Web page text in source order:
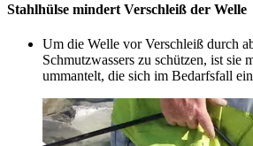
Stahlhülse mindert Verschleiß der Welle
Um die Welle vor Verschleiß durch
Schmutzwassers zu schützen, ist sie
ummantelt, die sich im Bedarfsfall